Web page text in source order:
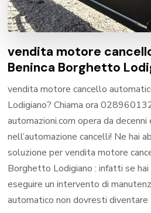
vendita motore
Beninca Borghetto
vendita motore cancello
Lodigiano? Chiama ora
automazioni.com opera da decenni
nell’automazione cancelli! Ne hai
soluzione per vendita motore
Borghetto Lodigiano : infatti se hai
eseguire un intervento di
automatico non dovresti diventare